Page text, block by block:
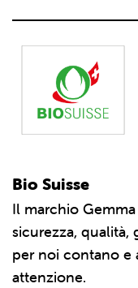
Bio Suisse
Il marchio
sicurezza, qualità,
per noi contano e
attenzione.